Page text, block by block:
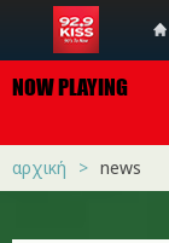
NOW PLAYING
αρχική news